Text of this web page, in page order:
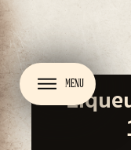
MENU